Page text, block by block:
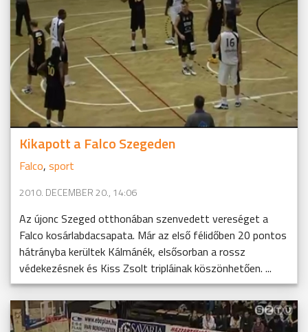
Kikapott a Falco Szegeden
Falco, sport
2010. DECEMBER 20., 14:06
Az újonc Szeged otthonában szenvedett vereséget a
Falco kosárlabdacsapata. Már az első félidőben 20 pontos
hátrányba kerültek Kálmánék, elsősorban a rossz
védekezésnek és Kiss Zsolt tripláinak köszönhetően. ...